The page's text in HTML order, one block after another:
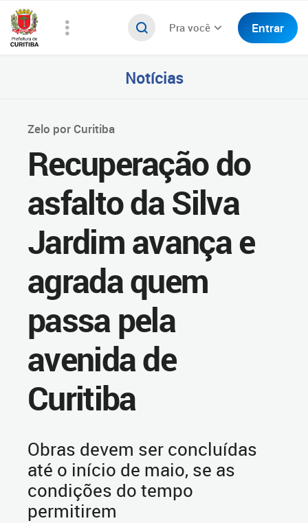
Pra você Entrar
Notícias
Zelo por Curitiba
Recuperação do
asfalto da Silva
Jardim avança e
agrada quem
passa pela
avenida de
Curitiba
Obras devem ser concluídas
até o início de maio, se as
condições do tempo
permitirem